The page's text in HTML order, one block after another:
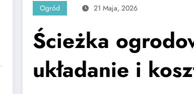
Ogród 21 Maja, 2026
Ścieżka
układanie i